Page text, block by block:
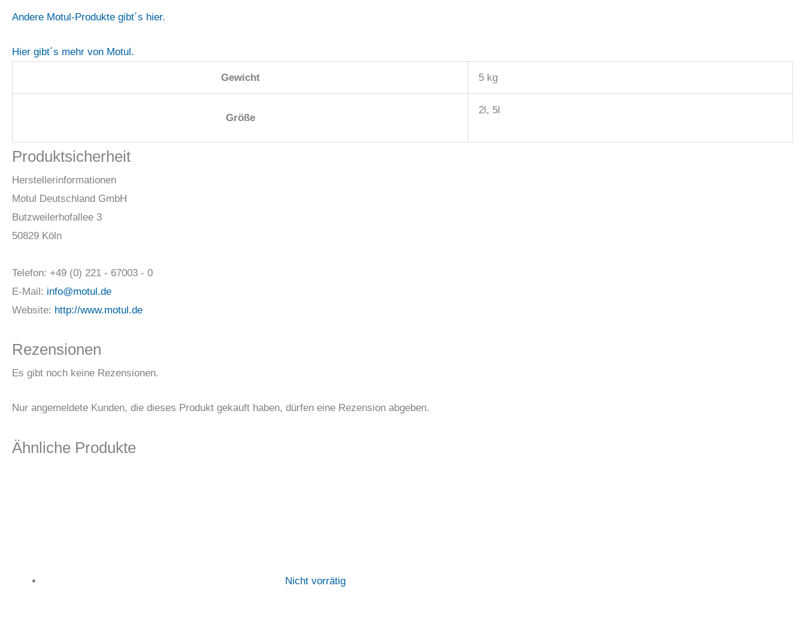
Andere Motul-Produkte gibt´s hier.
Hier gibt´s mehr von Motul.
Gewicht 5 kg
Größe
2l, 5l
Produktsicherheit
Herstellerinformationen
Motul Deutschland GmbH
Butzweilerhofallee 3
50829 Köln
Telefon: +49 (0) 221 - 67003 - 0
E-Mail: info@motul.de
Website: http://www.motul.de
Rezensionen
Es gibt noch keine Rezensionen.
Nur angemeldete Kunden, die dieses Produkt gekauft haben, dürfen eine Rezension abgeben.
Ähnliche Produkte
Nicht vorrätig